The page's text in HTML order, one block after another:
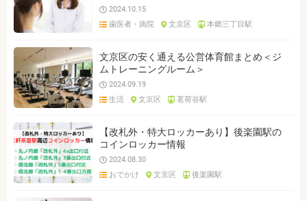
2024.10.15
歯医者・病院
文京区 本郷三丁目駅
文京区の安く通える公営体育館まとめ＜ジ
ムトレーニングルーム＞
2024.09.19
生活
文京区 茗荷谷駅
【改札外・特大ロッカーあり】後楽園駅の
コインロッカー情報
2024.08.30
おでかけ
文京区 後楽園駅